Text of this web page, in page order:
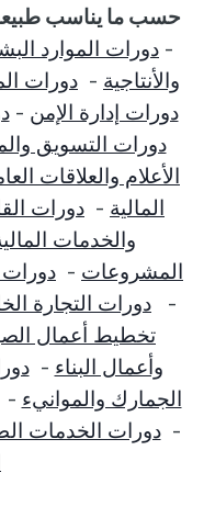
حسب ما يناسب
- دورات الموارد
والأنتاجية- دورات
دورات إدارة الإمن-
دورات التسويق
الأعلام والعلاقات
المالية- دورات
والخدمات
المشروعات- دورات
-
دورات التجارة
تخطيط أعمال
وأعمال البناء-
الجمارك والموانيء-
- دورات الخدمات